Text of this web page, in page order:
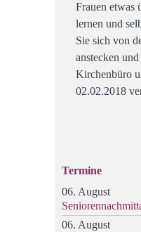
Frauen etwas
lernen und
Sie sich von
anstecken
Kirchenbüro
02.02.2018
Termine
06. August
06. August